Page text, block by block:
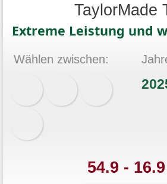
TaylorMade
Extreme Leistung und
Wählen zwischen:
54.9 -